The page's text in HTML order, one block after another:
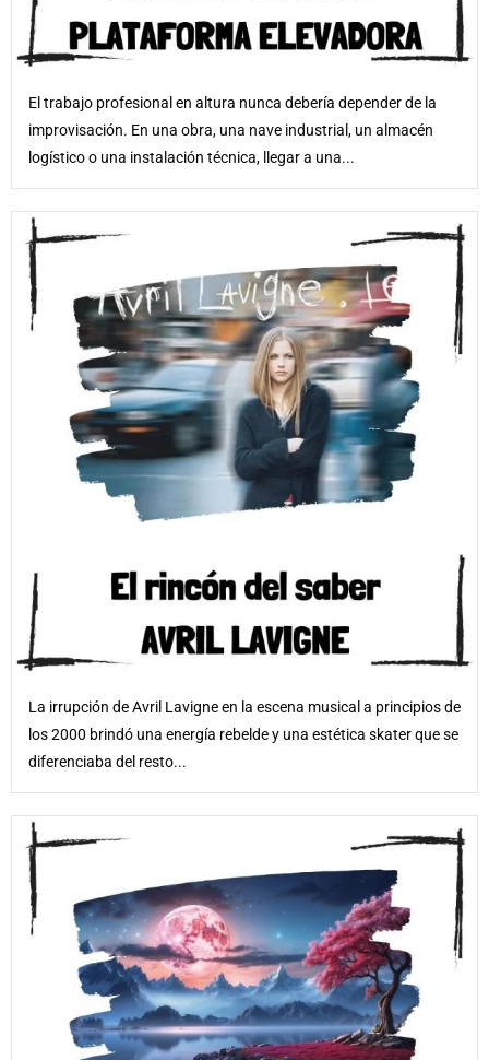
El trabajo profesional en altura nunca debería depender de la
improvisación. En una obra, una nave industrial, un almacén
logístico o una instalación técnica, llegar a una...
La irrupción de Avril Lavigne en la escena musical a principios de
los 2000 brindó una energía rebelde y una estética skater que se
diferenciaba del resto...